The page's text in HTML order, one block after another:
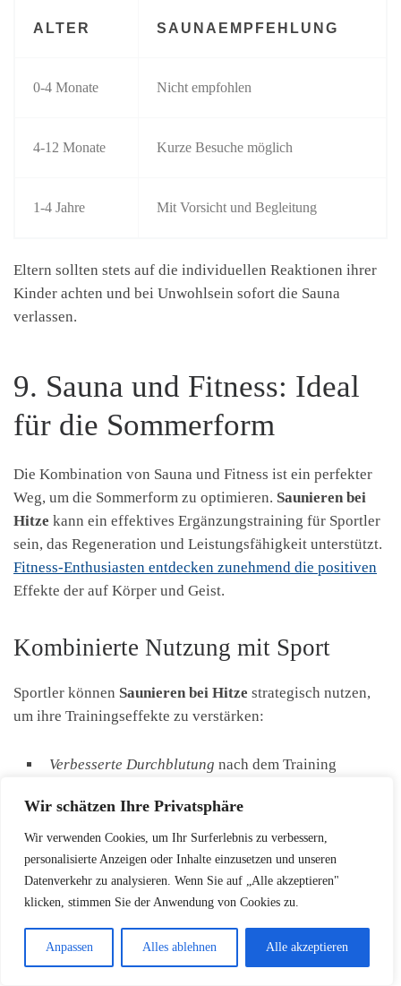
Wir schätzen Ihre Privatsphäre
Wir verwenden Cookies, um Ihr Surferlebnis zu verbessern,
personalisierte Anzeigen oder Inhalte einzusetzen und unseren
Datenverkehr zu analysieren. Wenn Sie auf „Alle akzeptieren"
klicken, stimmen Sie der Anwendung von Cookies zu.
Anpassen Alles ablehnen Alle akzeptieren
ALTER SAUNAEMPFEHLUNG
0-4 Monate Nicht empfohlen
4-12 Monate Kurze Besuche möglich
1-4 Jahre Mit Vorsicht und Begleitung
Eltern sollten stets auf die individuellen Reaktionen ihrer
Kinder achten und bei Unwohlsein sofort die Sauna
verlassen.
9. Sauna und Fitness: Ideal
für die Sommerform
Die Kombination von Sauna und Fitness ist ein perfekter
Weg, um die Sommerform zu optimieren. Saunieren bei
Hitze kann ein effektives Ergänzungstraining für Sportler
sein, das Regeneration und Leistungsfähigkeit unterstützt.
Fitness-Enthusiasten entdecken zunehmend die positiven
Effekte der auf Körper und Geist.
Kombinierte Nutzung mit Sport
Sportler können Saunieren bei Hitze strategisch nutzen,
um ihre Trainingseffekte zu verstärken:
Verbesserte Durchblutung nach dem Training
Mentale Entspannung
Die Rolle der Sauna bei der
Regeneration